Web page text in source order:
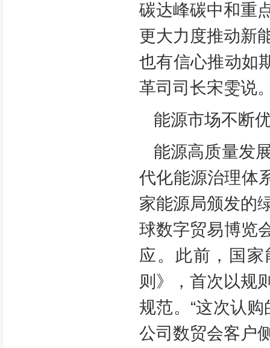
碳达峰碳中和重
更大力度推动新
也有信心推动如
革司司长宋雯说
能源市场不断
能源高质量发
代化能源治理体
家能源局颁发的
球数字贸易博览
应。此前，国
则》，首次以规
规范。“这次认
公司数贸会客户